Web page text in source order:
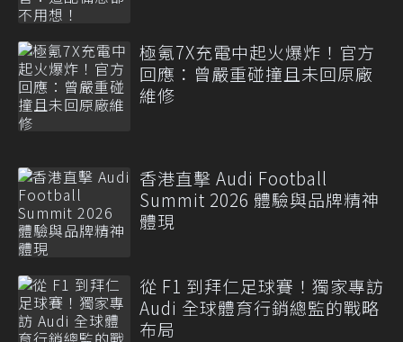
極氪7X充電中起火爆炸！官方
回應：曾嚴重碰撞且未回原廠
維修
香港直擊 Audi Football
Summit 2026 體驗與品牌精神
體現
從 F1 到拜仁足球賽！獨家專訪
Audi 全球體育行銷總監的戰略
布局